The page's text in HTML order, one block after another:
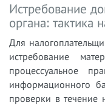
Истребование
органа: тактика
Для
истребование
процессуальное
информационного
проверки в течение